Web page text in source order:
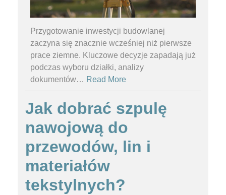
Przygotowanie inwestycji budowlanej
zaczyna się znacznie wcześniej niż pierwsze
prace ziemne. Kluczowe decyzje zapadają już
podczas wyboru działki, analizy
dokumentów… Read More
Jak dobrać szpulę
nawojową do
przewodów, lin i
materiałów
tekstylnych?